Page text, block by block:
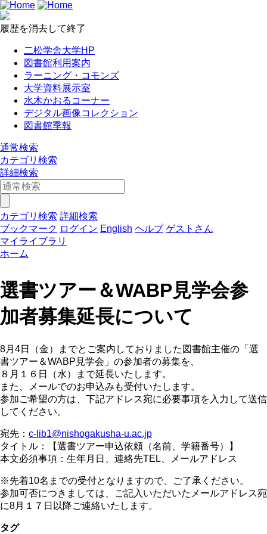
履歴を消去して終了
二松学舎大学HP
図書館利用案内
ラーニング・コモンズ
大学資料展示室
水木かおるコーナー
デジタル画像コレクション
図書館季報
通常検索
カテゴリ検索
詳細検索
カテゴリ検索 詳細検索
ブックマーク ログイン English ヘルプ ゲストさん
マイライブラリ
ホーム
選書ツアー＆WABP見学会参
加者募集延長について
8月4日（金）までとご案内しておりました図書館主催の「選
書ツアー＆WABP見学会」の参加者の募集を、
８月１６日（水）まで延長いたします。
また、メールでのお申込みも受付いたします。
参加ご希望の方は、下記アドレス宛に必要事項を入力して送信
してください。
宛先： c-lib1@nishogakusha-u.ac.jp
タイトル：【選書ツアー申込依頼（名前、学籍番号）】
本文必須事項：生年月日、連絡先TEL、メールアドレス
※先着10名までの受付となりますので、ご了承ください。
参加可否につきましては、ご記入いただいたメールアドレス宛
に8月１７日以降ご連絡いたします。
タグ